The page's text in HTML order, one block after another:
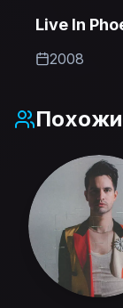
Live In
2008